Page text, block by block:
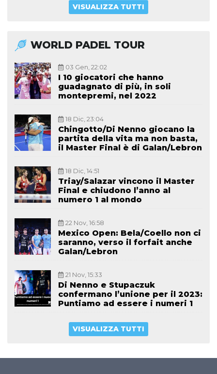
VISUALIZZA TUTTI
WORLD PADEL TOUR
03 Gen, 22:02
I 10 giocatori che hanno
guadagnato di più, in soli
montepremi, nel 2022
18 Dic, 23:04
Chingotto/Di Nenno giocano la
partita della vita ma non basta,
il Master Final è di Galan/Lebron
18 Dic, 14:51
Triay/Salazar vincono il Master
Final e chiudono l’anno al
numero 1 al mondo
22 Nov, 16:58
Mexico Open: Bela/Coello non ci
saranno, verso il forfait anche
Galan/Lebron
21 Nov, 15:33
Di Nenno e Stupaczuk
confermano l’unione per il 2023:
Puntiamo ad essere i numeri 1
VISUALIZZA TUTTI